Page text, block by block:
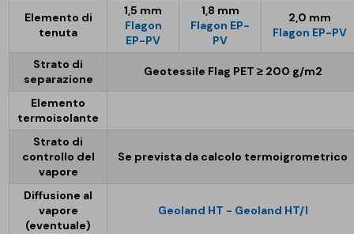
Elemento di
tenuta
1,5 mm
Flagon
EP-PV
1,8 mm
Flagon EP-
PV
2,0 mm
Flagon EP-PV
Strato di
separazione
Geotessile Flag PET ≥ 200 g/m2
Elemento
termoisolante
Strato di
controllo del
vapore
Se prevista da calcolo termoigrometrico
Diffusione al
vapore
(eventuale)
Geoland HT - Geoland HT/I